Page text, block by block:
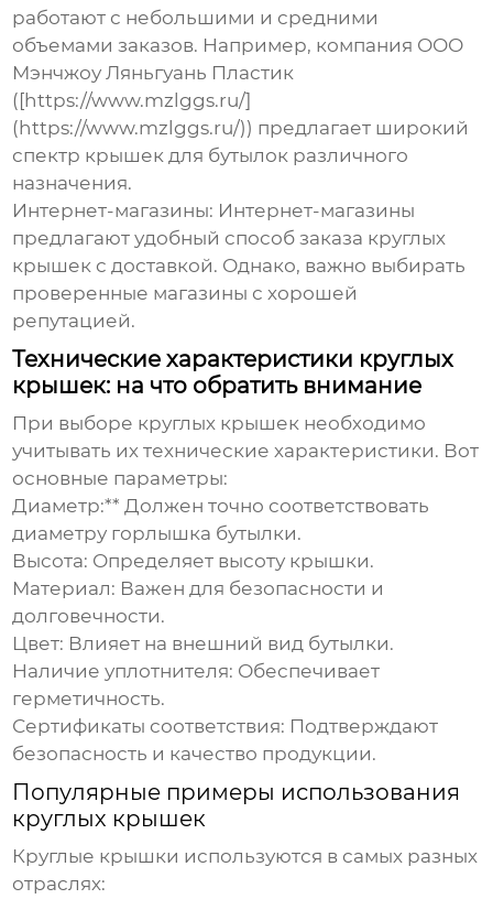
работают с небольшими и средними
объемами заказов. Например, компания ООО
Мэнчжоу Ляньгуань Пластик
([https://www.mzlggs.ru/]
(https://www.mzlggs.ru/)) предлагает широкий
спектр крышек для бутылок различного
назначения.
Интернет-магазины: Интернет-магазины
предлагают удобный способ заказа круглых
крышек с доставкой. Однако, важно выбирать
проверенные магазины с хорошей
репутацией.
Технические характеристики круглых
крышек: на что обратить внимание
При выборе круглых крышек необходимо
учитывать их технические характеристики. Вот
основные параметры:
Диаметр:** Должен точно соответствовать
диаметру горлышка бутылки.
Высота: Определяет высоту крышки.
Материал: Важен для безопасности и
долговечности.
Цвет: Влияет на внешний вид бутылки.
Наличие уплотнителя: Обеспечивает
герметичность.
Сертификаты соответствия: Подтверждают
безопасность и качество продукции.
Популярные примеры использования
круглых крышек
Круглые крышки используются в самых разных
отраслях: